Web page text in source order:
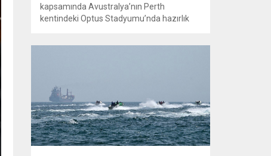
kapsamında Avustralya’nın Perth
kentindeki Optus Stadyumu’nda hazırlık
Türk futbolcu sahada yer aldı: Juventus’ta
Kenan Yıldız ilk 11’de görev alırken,...